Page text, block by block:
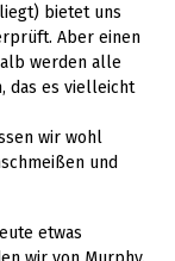
bietet uns
Aber einen
werden alle
das es vielleicht
wir wohl
und
etwas